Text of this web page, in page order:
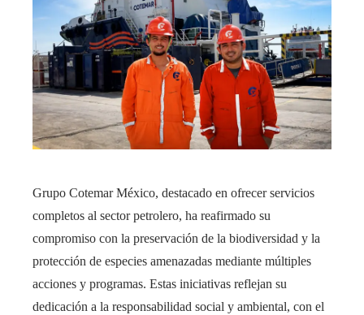
Grupo Cotemar México, destacado en ofrecer servicios
completos al sector petrolero, ha reafirmado su
compromiso con la preservación de la biodiversidad y la
protección de especies amenazadas mediante múltiples
acciones y programas. Estas iniciativas reflejan su
dedicación a la responsabilidad social y ambiental, con el